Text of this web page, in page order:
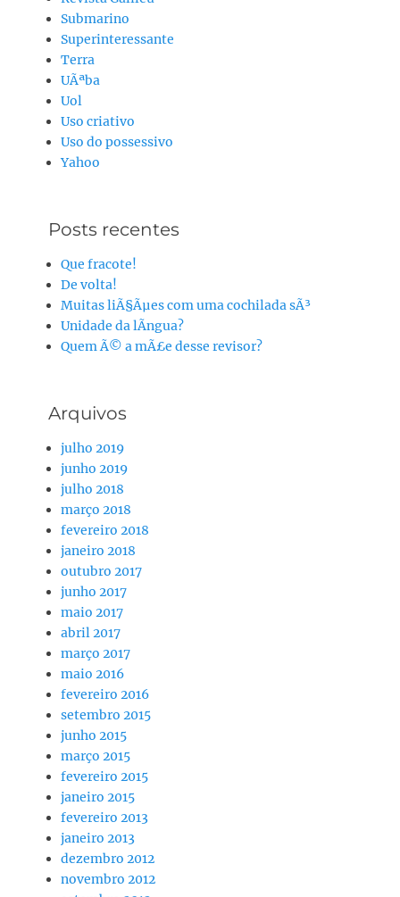
Submarino
Superinteressante
Terra
UÃªba
Uol
Uso criativo
Uso do possessivo
Yahoo
Posts recentes
Que fracote!
De volta!
Muitas liÃ§Ãµes com uma cochilada sÃ³
Unidade da lÃ­ngua?
Quem Ã© a mÃ£e desse revisor?
Arquivos
julho 2019
junho 2019
julho 2018
março 2018
fevereiro 2018
janeiro 2018
outubro 2017
junho 2017
maio 2017
abril 2017
março 2017
maio 2016
fevereiro 2016
setembro 2015
junho 2015
março 2015
fevereiro 2015
janeiro 2015
fevereiro 2013
janeiro 2013
dezembro 2012
novembro 2012